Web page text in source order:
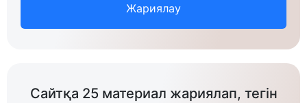
Жариялау
Сайтқа 25 материал жариялап, тегін